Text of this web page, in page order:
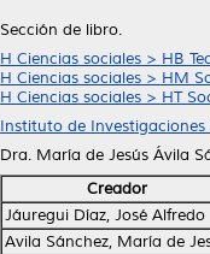
Sección de libro.
H Ciencias sociales > HB
H Ciencias sociales > HM
H Ciencias sociales > HT
Instituto de Investigaciones
Dra. María de Jesús Ávila
Creador
Jáuregui Díaz, José Alfredo
Avila Sánchez, María de